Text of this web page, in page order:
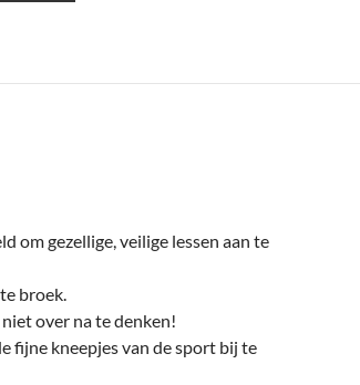
om gezellige, veilige lessen aan te
broek.
over na te denken!
fijne kneepjes van de sport bij te